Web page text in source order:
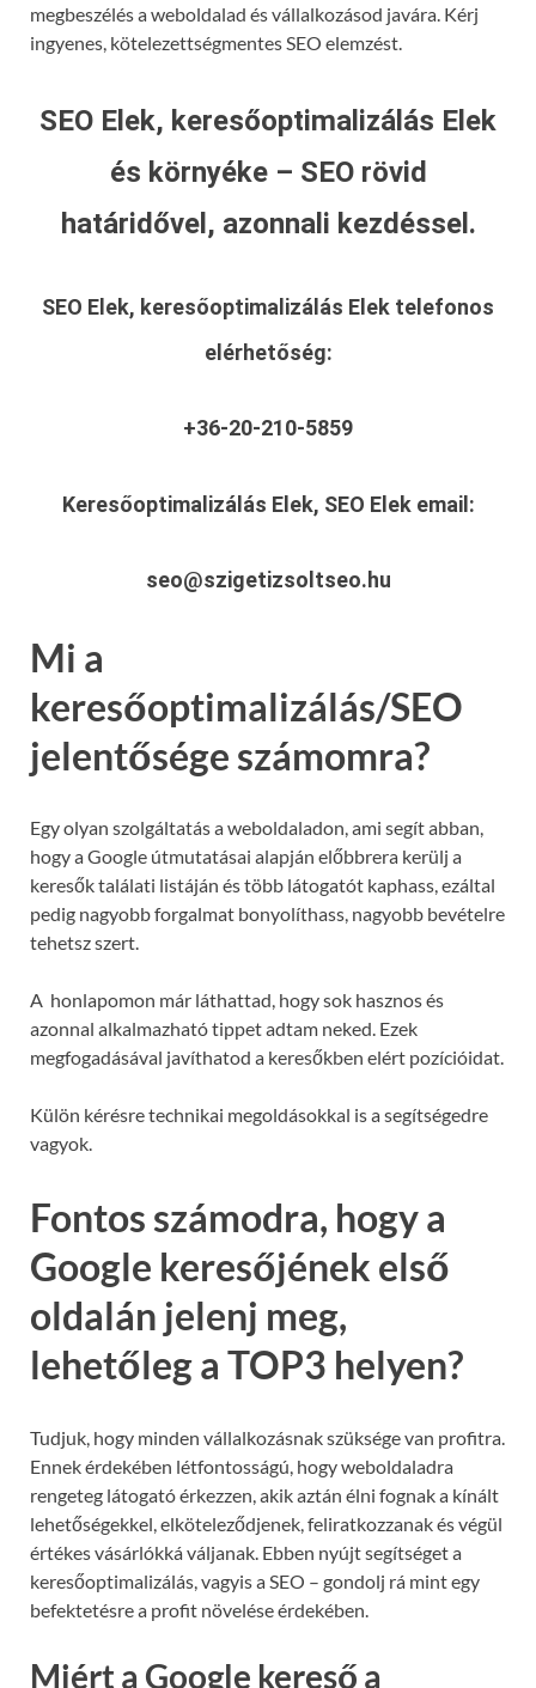
megbeszélés a weboldalad és vállalkozásod javára. Kérj
ingyenes, kötelezettségmentes SEO elemzést.
SEO Elek, keresőoptimalizálás Elek
és környéke – SEO rövid
határidővel, azonnali kezdéssel.
SEO Elek, keresőoptimalizálás Elek telefonos
elérhetőség:
+36-20-210-5859
Keresőoptimalizálás Elek, SEO Elek email:
seo@szigetizsoltseo.hu
Mi a
keresőoptimalizálás/SEO
jelentősége számomra?
Egy olyan szolgáltatás a weboldaladon, ami segít abban,
hogy a Google útmutatásai alapján előbbrera kerülj a
keresők találati listáján és több látogatót kaphass, ezáltal
pedig nagyobb forgalmat bonyolíthass, nagyobb bevételre
tehetsz szert.
A honlapomon már láthattad, hogy sok hasznos és
azonnal alkalmazható tippet adtam neked. Ezek
megfogadásával javíthatod a keresőkben elért pozícióidat.
Külön kérésre technikai megoldásokkal is a segítségedre
vagyok.
Fontos számodra, hogy a
Google keresőjének első
oldalán jelenj meg,
lehetőleg a TOP3 helyen?
Tudjuk, hogy minden vállalkozásnak szüksége van profitra.
Ennek érdekében létfontosságú, hogy weboldaladra
rengeteg látogató érkezzen, akik aztán élni fognak a kínált
lehetőségekkel, elköteleződjenek, feliratkozzanak és végül
értékes vásárlókká váljanak. Ebben nyújt segítséget a
keresőoptimalizálás, vagyis a SEO – gondolj rá mint egy
befektetésre a profit növelése érdekében.
Miért a Google kereső a